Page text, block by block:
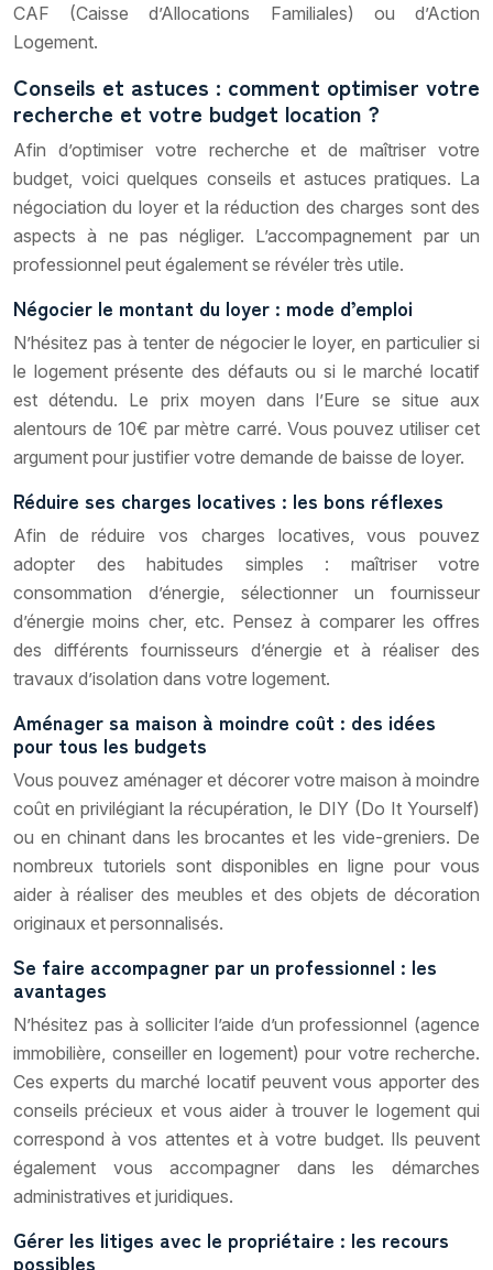
CAF (Caisse d’Allocations Familiales) ou d’Action
Logement.
Conseils et astuces : comment optimiser votre
recherche et votre budget location ?
Afin d’optimiser votre recherche et de maîtriser votre
budget, voici quelques conseils et astuces pratiques. La
négociation du loyer et la réduction des charges sont des
aspects à ne pas négliger. L’accompagnement par un
professionnel peut également se révéler très utile.
Négocier le montant du loyer : mode d’emploi
N’hésitez pas à tenter de négocier le loyer, en particulier si
le logement présente des défauts ou si le marché locatif
est détendu. Le prix moyen dans l’Eure se situe aux
alentours de 10€ par mètre carré. Vous pouvez utiliser cet
argument pour justifier votre demande de baisse de loyer.
Réduire ses charges locatives : les bons réflexes
Afin de réduire vos charges locatives, vous pouvez
adopter des habitudes simples : maîtriser votre
consommation d’énergie, sélectionner un fournisseur
d’énergie moins cher, etc. Pensez à comparer les offres
des différents fournisseurs d’énergie et à réaliser des
travaux d’isolation dans votre logement.
Aménager sa maison à moindre coût : des idées
pour tous les budgets
Vous pouvez aménager et décorer votre maison à moindre
coût en privilégiant la récupération, le DIY (Do It Yourself)
ou en chinant dans les brocantes et les vide-greniers. De
nombreux tutoriels sont disponibles en ligne pour vous
aider à réaliser des meubles et des objets de décoration
originaux et personnalisés.
Se faire accompagner par un professionnel : les
avantages
N’hésitez pas à solliciter l’aide d’un professionnel (agence
immobilière, conseiller en logement) pour votre recherche.
Ces experts du marché locatif peuvent vous apporter des
conseils précieux et vous aider à trouver le logement qui
correspond à vos attentes et à votre budget. Ils peuvent
également vous accompagner dans les démarches
administratives et juridiques.
Gérer les litiges avec le propriétaire : les recours
possibles